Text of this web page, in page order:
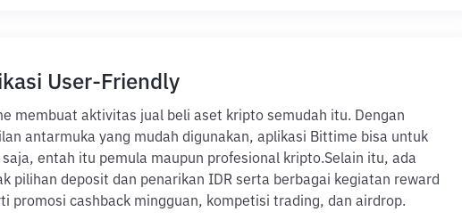
User-Friendly
membuat aktivitas jual beli aset kripto semudah itu. Dengan
antarmuka yang mudah digunakan, aplikasi Bittime bisa untuk
saja, entah itu pemula maupun profesional kripto.Selain itu, ada
pilihan deposit dan penarikan IDR serta berbagai kegiatan reward
promosi cashback mingguan, kompetisi trading, dan airdrop.